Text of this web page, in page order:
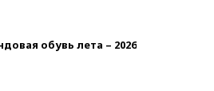
обувь лета – 2026